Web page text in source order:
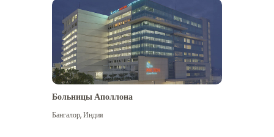
Посмотреть больше
Больницы Аполлона
Бангалор,Индия